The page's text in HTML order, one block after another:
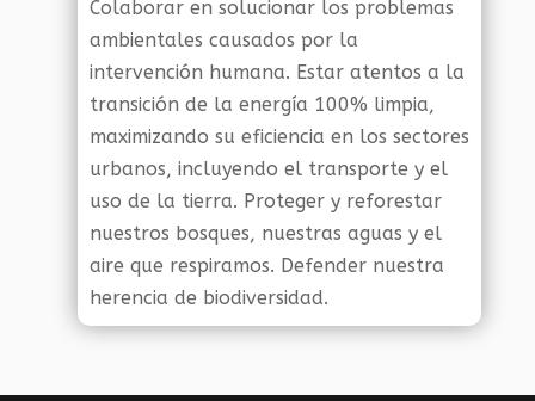
Colaborar en solucionar los problemas
ambientales causados por la
intervención humana. Estar atentos a la
transición de la energía 100% limpia,
maximizando su eficiencia en los sectores
urbanos, incluyendo el transporte y el
uso de la tierra. Proteger y reforestar
nuestros bosques, nuestras aguas y el
aire que respiramos. Defender nuestra
herencia de biodiversidad.